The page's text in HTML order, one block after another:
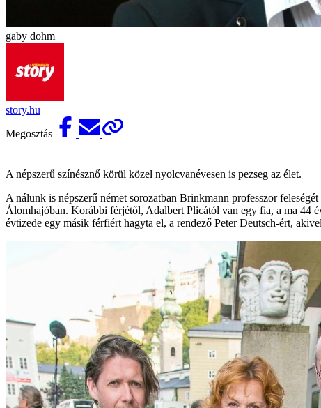
gaby dohm
story.hu
Megosztás
A népszerű színésznő körül közel nyolcvanévesen is pezseg az élet.
A nálunk is népszerű német sorozatban Brinkmann professzor
Álomhajóban. Korábbi férjétől, Adalbert Plicától van egy fia, a ma 44
évtizede egy másik férfiért hagyta el, a rendező Peter Deutsch-ért,